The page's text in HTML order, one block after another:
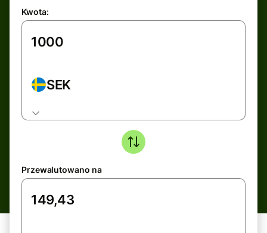
Kwota:
SEK
Przewalutowano na